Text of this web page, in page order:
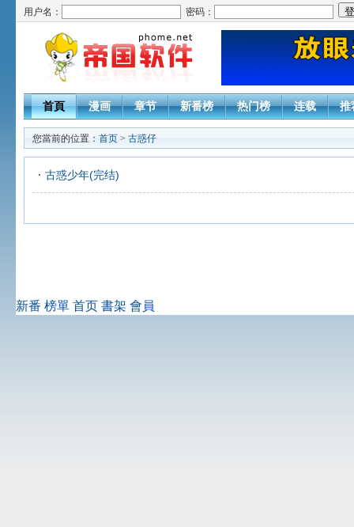
用户名： 密码：
首頁 漫画 章节 新番榜 热门榜 连载 推
您當前的位置： 首页 > 古惑仔
古惑少年(完结)
新番 榜單 首页 書架 會員